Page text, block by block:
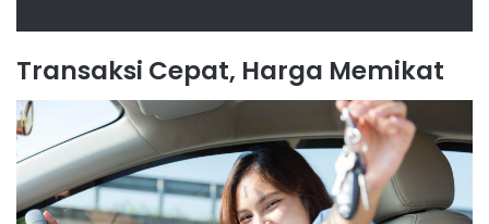
Transaksi Cepat, Harga Memikat